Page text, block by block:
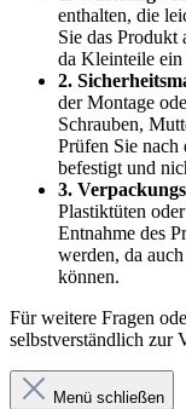
enthalten, die
Sie das
da Kleinteile
2.
der Montage
Schrauben,
Prüfen Sie nach
befestigt und
3.
Plastiktüten
Entnahme des
werden, da
können.
Für weitere Fragen
selbstverständlich zur
Menü schließen